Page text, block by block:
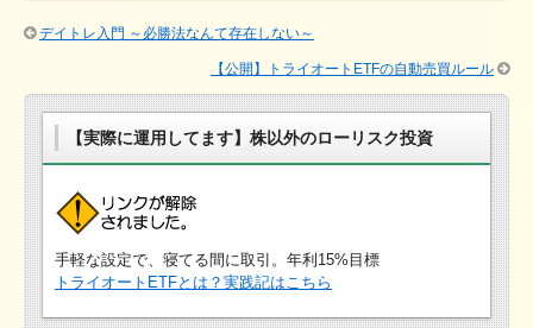
デイトレ入門 ～必勝法なんて存在しない～
【公開】トライオートETFの自動売買ルール
【実際に運用してます】株以外のローリスク投資
手軽な設定で、寝てる間に取引。年利15%目標
トライオートETFとは？実践記はこちら